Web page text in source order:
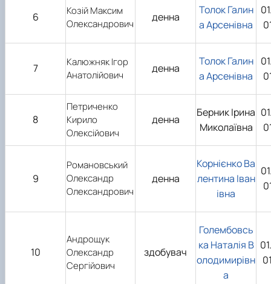
6
Козій Максим
Олександрович
денна
Толок Галин
а Арсенівна
7
Калюжняк Ігор
Анатолійович
денна
Толок Галин
а Арсенівна
8
Петриченко
Кирило
Олексійович
денна
Берник Ірина
Миколаївна
9
Романовський
Олександр
Олександрович
денна
Корнієнко Ва
лентина Іван
івна
10
Андрощук
Олександр
Сергійович
здобувач
Голембовсь
ка Наталія В
олодимирівн
а